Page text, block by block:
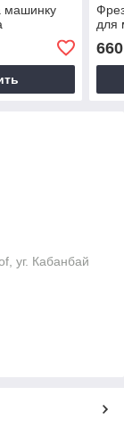
машинку
для
660
уг. Кабанбай